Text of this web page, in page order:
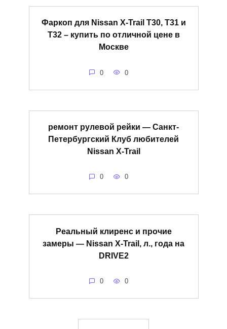
Фаркоп для Nissan X-Trail Т30, Т31 и
Т32 – купить по отличной цене в
Москве
0 0
ремонт рулевой рейки — Санкт-
Петербургский Клуб любителей
Nissan X-Trail
0 0
Реальный клиренс и прочие
замеры — Nissan X-Trail, л., года на
DRIVE2
0 0